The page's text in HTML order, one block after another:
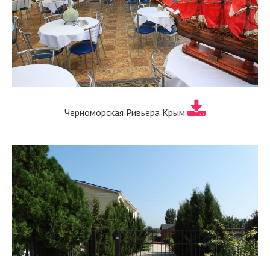
Черноморская Ривьера Крым